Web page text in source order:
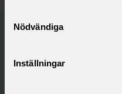
Nödvändiga
Inställningar